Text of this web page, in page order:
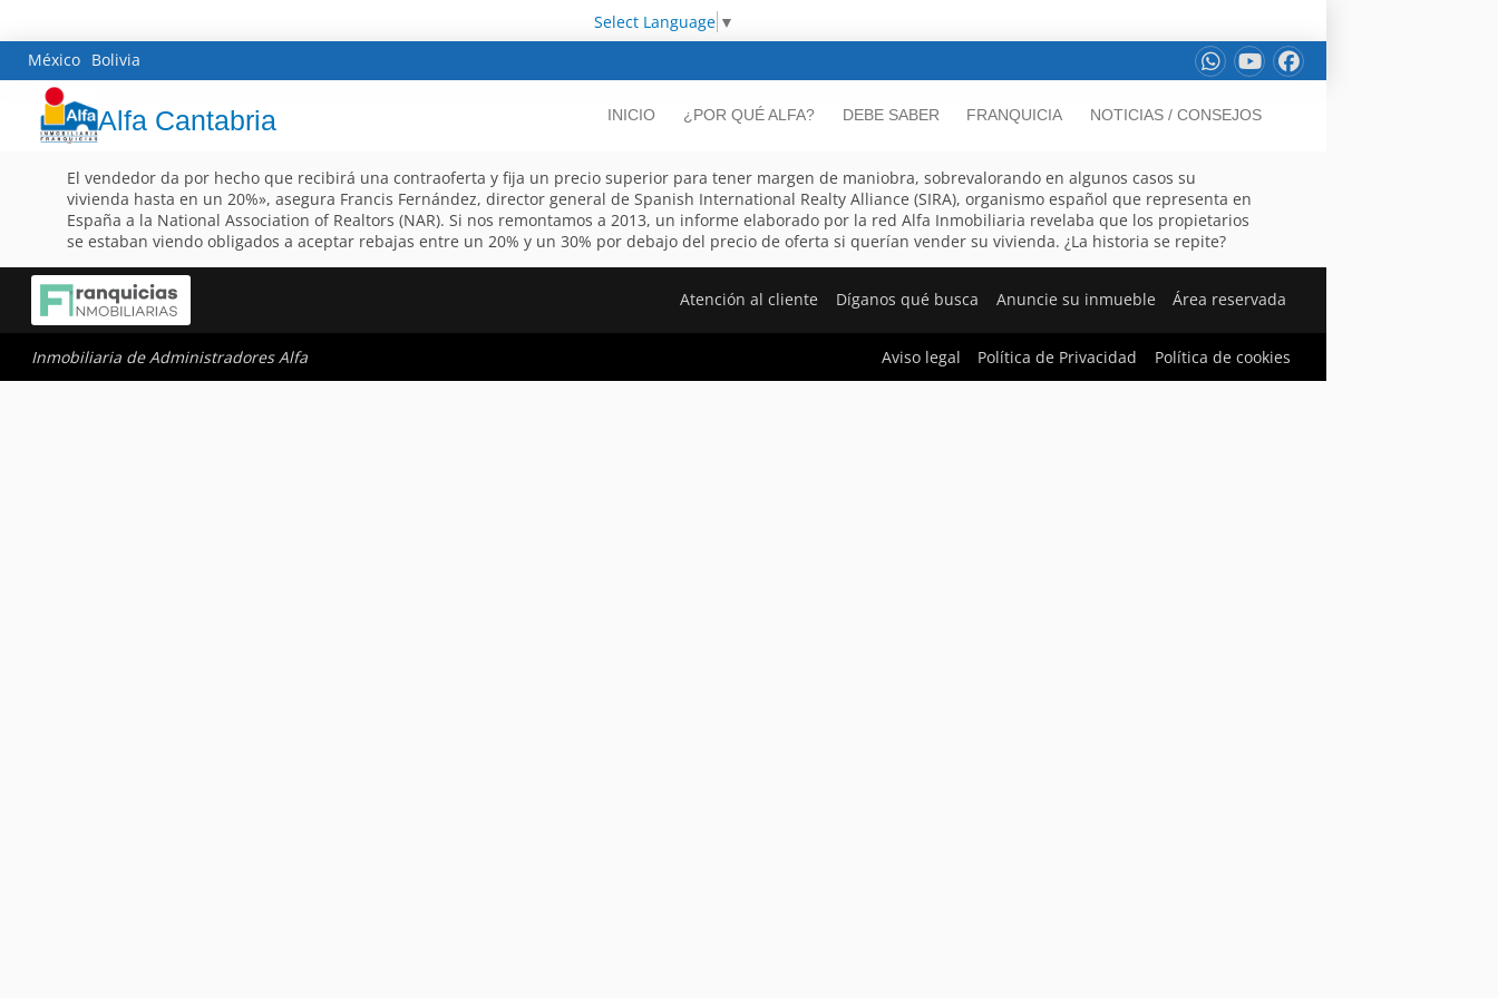
Select Language ▼
México Bolivia
Alfa Cantabria INICIO ¿POR QUÉ ALFA? DEBE SABER FRANQUICIA NOTICIAS / CONSEJOS
El vendedor da por hecho que recibirá una contraoferta y fija un precio superior para tener margen de maniobra, sobrevalorando en algunos casos su
vivienda hasta en un 20%», asegura Francis Fernández, director general de Spanish International Realty Alliance (SIRA), organismo español que representa en
España a la National Association of Realtors (NAR). Si nos remontamos a 2013, un informe elaborado por la red Alfa Inmobiliaria revelaba que los propietarios
se estaban viendo obligados a aceptar rebajas entre un 20% y un 30% por debajo del precio de oferta si querían vender su vivienda. ¿La historia se repite?
Atención al cliente Díganos qué busca Anuncie su inmueble Área reservada
Inmobiliaria de Administradores Alfa Aviso legal Política de Privacidad Política de cookies